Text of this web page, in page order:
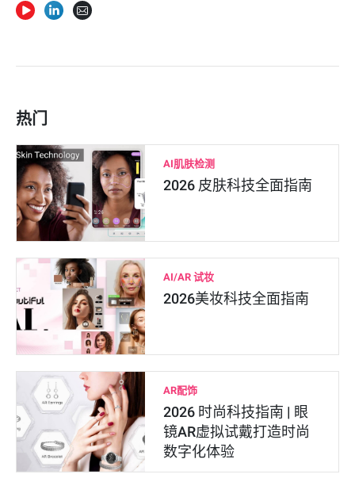
热门
AI肌肤检测
2026 皮肤科技全面指南
AI/AR 试妆
2026美妆科技全面指南
AR配饰
2026 时尚科技指南 | 眼
镜AR虚拟试戴打造时尚
数字化体验